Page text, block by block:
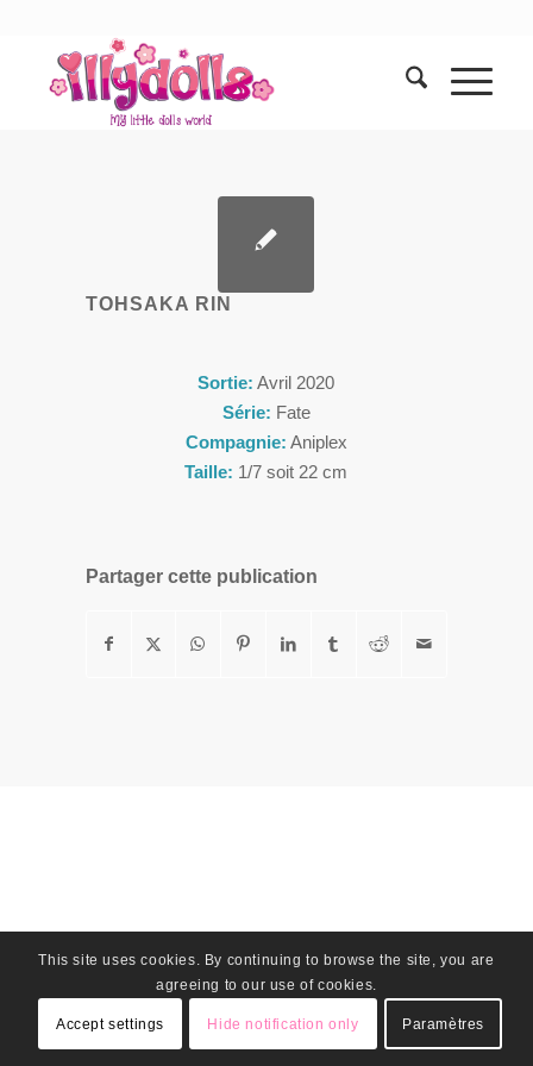
TOHSAKA RIN
Sortie: Avril 2020
Série: Fate
Compagnie: Aniplex
Taille: 1/7 soit 22 cm
Partager cette publication
This site uses cookies. By continuing to browse the site, you are
agreeing to our use of cookies.
Accept settings Hide notification only Paramètres